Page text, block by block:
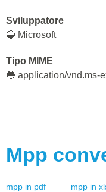
Sviluppatore
🔵 Microsoft
Tipo MIME
🔵 application/vnd.ms-
Mpp
mpp in pdf mpp in